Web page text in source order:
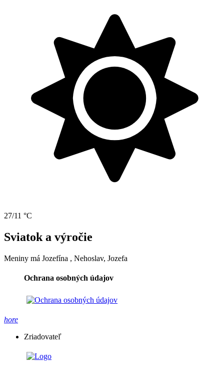
27/11 °C
Sviatok a výročie
Meniny má Jozefína , Nehoslav, Jozefa
Ochrana osobných údajov
hore
Zriadovateľ